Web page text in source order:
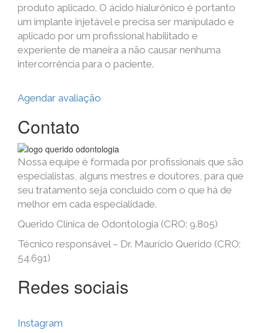
produto aplicado. O ácido hialurônico é portanto
um implante injetável e precisa ser manipulado e
aplicado por um profissional habilitado e
experiente de maneira a não causar nenhuma
intercorrência para o paciente.
Agendar avaliação
Contato
Nossa equipe é formada por profissionais que são
especialistas, alguns mestres e doutores, para que
seu tratamento seja concluído com o que há de
melhor em cada especialidade.
Querido Clínica de Odontologia (CRO: 9.805)
Técnico responsável – Dr. Maurício Querido (CRO:
54.691)
Redes sociais
Instagram